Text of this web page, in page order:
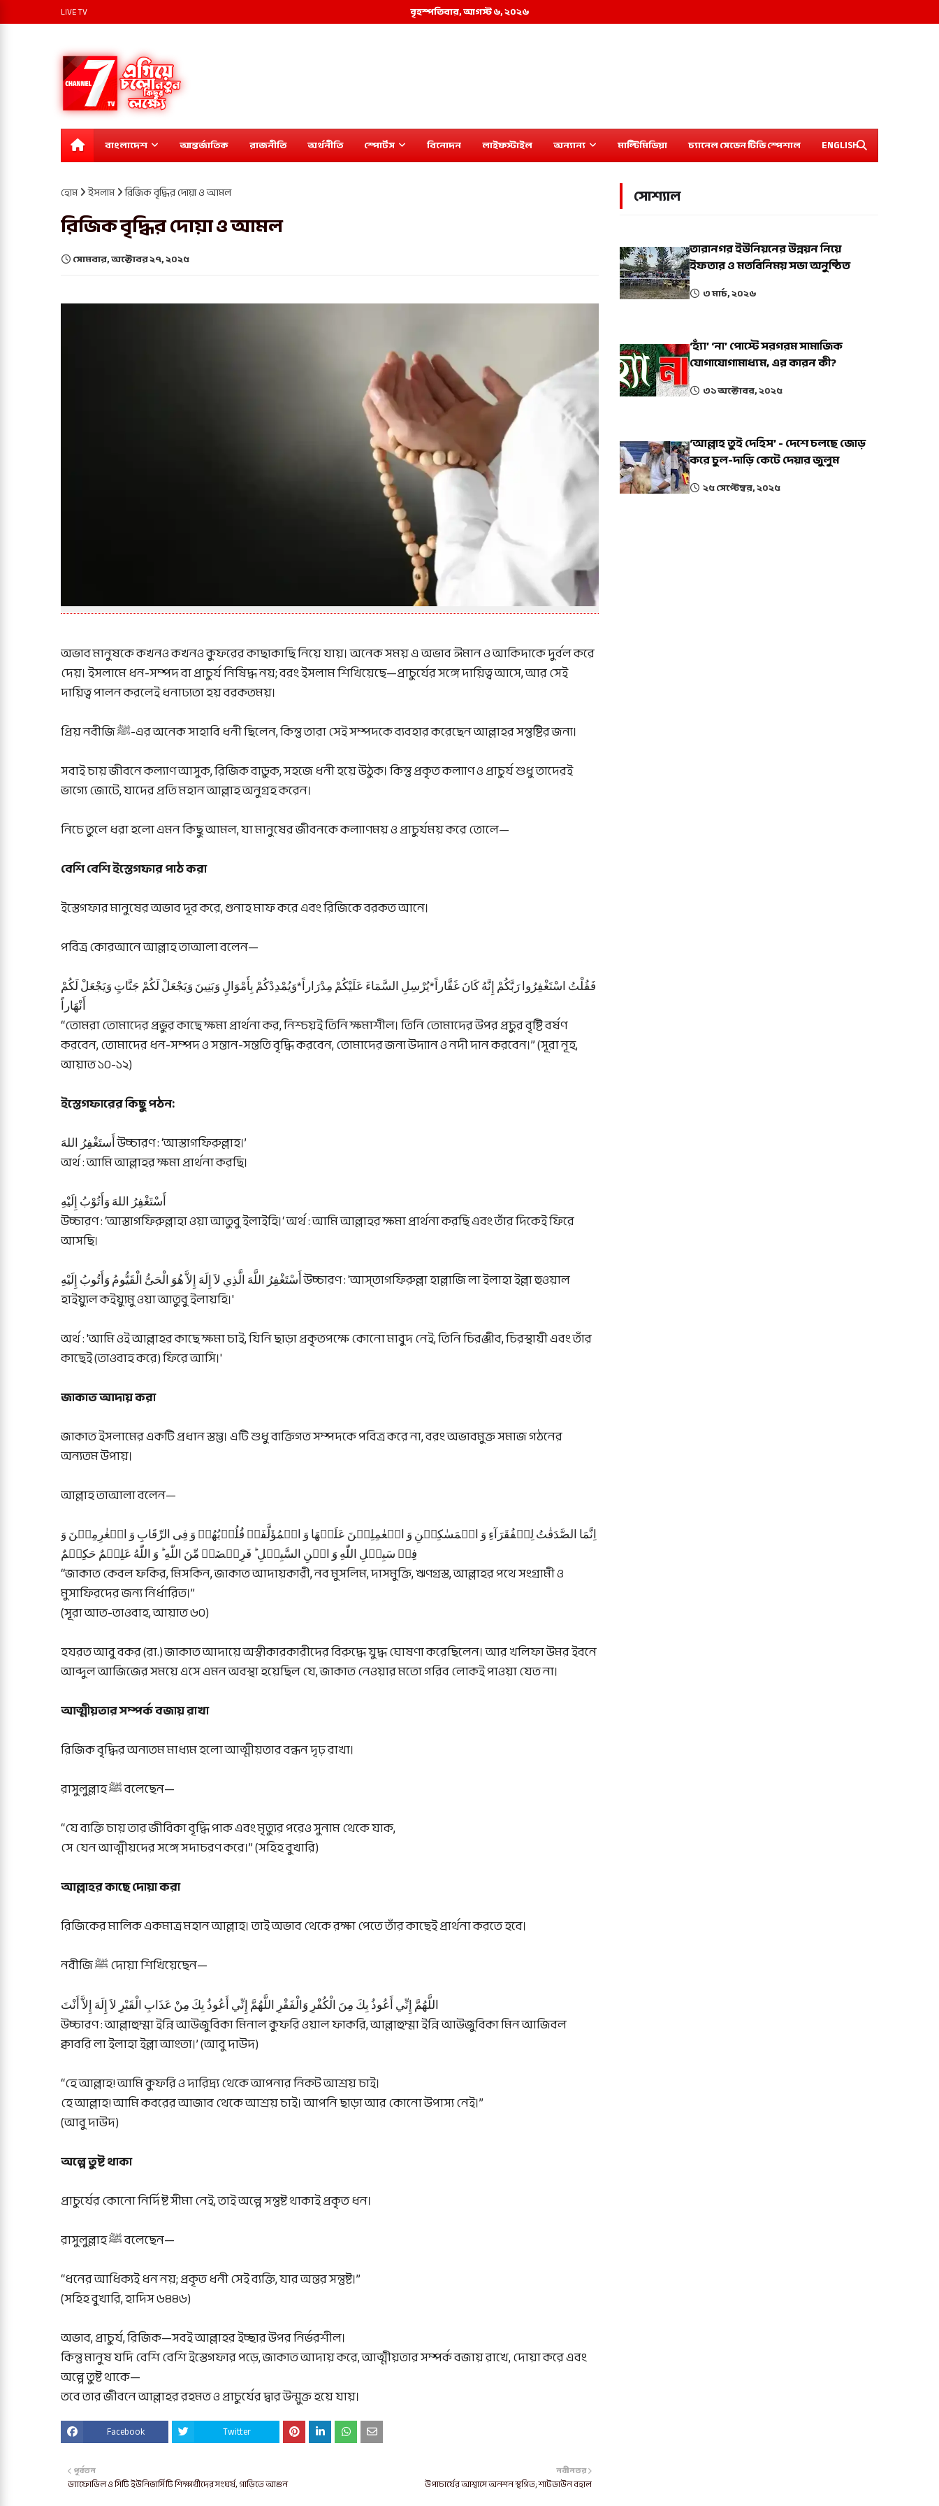
বৃহস্পতিবার, আগস্ট ৬, ২০২৬
LIVE TV
বাংলাদেশ আন্তর্জাতিক রাজনীতি অর্থনীতি স্পোর্টস বিনোদন লাইফস্টাইল অন্যান্য মাল্টিমিডিয়া চ্যানেল সেভেন টিভি স্পেশাল ENGLISH
হোম ইসলাম রিজিক বৃদ্ধির দোয়া ও আমল
রিজিক বৃদ্ধির দোয়া ও আমল
সোমবার, অক্টোবর ২৭, ২০২৫
অভাব মানুষকে কখনও কখনও কুফরের কাছাকাছি নিয়ে যায়। অনেক সময় এ অভাব ঈমান ও আকিদাকে দুর্বল করে
দেয়। ইসলামে ধন-সম্পদ বা প্রাচুর্য নিষিদ্ধ নয়; বরং ইসলাম শিখিয়েছে—প্রাচুর্যের সঙ্গে দায়িত্ব আসে, আর সেই
দায়িত্ব পালন করলেই ধনাঢ্যতা হয় বরকতময়।
প্রিয় নবীজি ﷺ-এর অনেক সাহাবি ধনী ছিলেন, কিন্তু তারা সেই সম্পদকে ব্যবহার করেছেন আল্লাহর সন্তুষ্টির জন্য।
সবাই চায় জীবনে কল্যাণ আসুক, রিজিক বাড়ুক, সহজে ধনী হয়ে উঠুক। কিন্তু প্রকৃত কল্যাণ ও প্রাচুর্য শুধু তাদেরই
ভাগ্যে জোটে, যাদের প্রতি মহান আল্লাহ অনুগ্রহ করেন।
নিচে তুলে ধরা হলো এমন কিছু আমল, যা মানুষের জীবনকে কল্যাণময় ও প্রাচুর্যময় করে তোলে—
বেশি বেশি ইস্তেগফার পাঠ করা
ইস্তেগফার মানুষের অভাব দূর করে, গুনাহ মাফ করে এবং রিজিকে বরকত আনে।
পবিত্র কোরআনে আল্লাহ তাআলা বলেন—
فَقُلْتُ اسْتَغْفِرُوا رَبَّكُمْ إِنَّهُ كَانَ غَفَّاراً*يُرْسِلِ السَّمَاءَ عَلَيْكُمْ مِدْرَاراً*وَيُمْدِدْكُمْ بِأَمْوَالٍ وَبَنِينَ وَيَجْعَلْ لَكُمْ جَنَّاتٍ وَيَجْعَلْ لَكُمْ
أَنْهَاراً
“তোমরা তোমাদের প্রভুর কাছে ক্ষমা প্রার্থনা কর, নিশ্চয়ই তিনি ক্ষমাশীল। তিনি তোমাদের উপর প্রচুর বৃষ্টি বর্ষণ
করবেন, তোমাদের ধন-সম্পদ ও সন্তান-সন্ততি বৃদ্ধি করবেন, তোমাদের জন্য উদ্যান ও নদী দান করবেন।” (সূরা নূহ,
আয়াত ১০-১২)
ইস্তেগফারের কিছু পঠন:
أَستَغْفِرُ اللهَ উচ্চারণ : ‘আস্তাগফিরুল্লাহ।’
অর্থ : আমি আল্লাহর ক্ষমা প্রার্থনা করছি।
أَسْتَغْفِرُ اللهَ وَأَتُوْبُ إِلَيْهِ
উচ্চারণ : ‘আস্তাগফিরুল্লাহা ওয়া আতুবু ইলাইহি।‘ অর্থ : আমি আল্লাহর ক্ষমা প্রার্থনা করছি এবং তাঁর দিকেই ফিরে
আসছি।
أَسْتَغْفِرُ اللَّهَ الَّذِي لاَ إِلَهَ إِلاَّ هُوَ الْحَىُّ الْقَيُّومُ وَأَتُوبُ إِلَيْهِ উচ্চারণ : 'আস্‌তাগফিরুল্লা হাল্লাজি লা ইলাহা ইল্লা হুওয়াল
হাইয়্যুল কইয়্যুমু ওয়া আতুবু ইলায়হি।'
অর্থ : 'আমি ওই আল্লাহর কাছে ক্ষমা চাই, যিনি ছাড়া প্রকৃতপক্ষে কোনো মাবুদ নেই, তিনি চিরঞ্জীব, চিরস্থায়ী এবং তাঁর
কাছেই (তাওবাহ করে) ফিরে আসি।'
জাকাত আদায় করা
জাকাত ইসলামের একটি প্রধান স্তম্ভ। এটি শুধু ব্যক্তিগত সম্পদকে পবিত্র করে না, বরং অভাবমুক্ত সমাজ গঠনের
অন্যতম উপায়।
আল্লাহ তাআলা বলেন—
اِنَّمَا الصَّدَقٰتُ لِلۡفُقَرَآءِ وَ الۡمَسٰکِیۡنِ وَ الۡعٰمِلِیۡنَ عَلَیۡهَا وَ الۡمُؤَلَّفَۃِ قُلُوۡبُهُمۡ وَ فِی الرِّقَابِ وَ الۡغٰرِمِیۡنَ وَ
فِیۡ سَبِیۡلِ اللّٰهِ وَ ابۡنِ السَّبِیۡلِ ؕ فَرِیۡضَۃً مِّنَ اللّٰهِ ؕ وَ اللّٰهُ عَلِیۡمٌ حَکِیۡمٌ
“জাকাত কেবল ফকির, মিসকিন, জাকাত আদায়কারী, নব মুসলিম, দাসমুক্তি, ঋণগ্রস্ত, আল্লাহর পথে সংগ্রামী ও
মুসাফিরদের জন্য নির্ধারিত।”
(সূরা আত-তাওবাহ, আয়াত ৬০)
হযরত আবু বকর (রা.) জাকাত আদায়ে অস্বীকারকারীদের বিরুদ্ধে যুদ্ধ ঘোষণা করেছিলেন। আর খলিফা উমর ইবনে
আব্দুল আজিজের সময়ে এসে এমন অবস্থা হয়েছিল যে, জাকাত নেওয়ার মতো গরিব লোকই পাওয়া যেত না।
আত্মীয়তার সম্পর্ক বজায় রাখা
রিজিক বৃদ্ধির অন্যতম মাধ্যম হলো আত্মীয়তার বন্ধন দৃঢ় রাখা।
রাসুলুল্লাহ ﷺ বলেছেন—
“যে ব্যক্তি চায় তার জীবিকা বৃদ্ধি পাক এবং মৃত্যুর পরেও সুনাম থেকে যাক,
সে যেন আত্মীয়দের সঙ্গে সদাচরণ করে।” (সহিহ বুখারি)
আল্লাহর কাছে দোয়া করা
রিজিকের মালিক একমাত্র মহান আল্লাহ। তাই অভাব থেকে রক্ষা পেতে তাঁর কাছেই প্রার্থনা করতে হবে।
নবীজি ﷺ দোয়া শিখিয়েছেন—
اللَّهُمَّ إِنِّي أَعُوذُ بِكَ مِنَ الْكُفْرِ وَالْفَقْرِ اللَّهُمَّ إِنِّي أَعُوذُ بِكَ مِنْ عَذَابِ الْقَبْرِ لاَ إِلَهَ إِلاَّ أَنْتَ
উচ্চারণ : আল্লাহুম্মা ইন্নি আউজুবিকা মিনাল কুফরি ওয়াল ফাকরি, আল্লাহুম্মা ইন্নি আউজুবিকা মিন আজিবল
ক্বাবরি লা ইলাহা ইল্লা আংতা।’ (আবু দাউদ)
“হে আল্লাহ! আমি কুফরি ও দারিদ্র্য থেকে আপনার নিকট আশ্রয় চাই।
হে আল্লাহ! আমি কবরের আজাব থেকে আশ্রয় চাই। আপনি ছাড়া আর কোনো উপাস্য নেই।”
(আবু দাউদ)
অল্পে তুষ্ট থাকা
প্রাচুর্যের কোনো নির্দিষ্ট সীমা নেই, তাই অল্পে সন্তুষ্ট থাকাই প্রকৃত ধন।
রাসুলুল্লাহ ﷺ বলেছেন—
“ধনের আধিক্যই ধন নয়; প্রকৃত ধনী সেই ব্যক্তি, যার অন্তর সন্তুষ্ট।”
(সহিহ বুখারি, হাদিস ৬৪৪৬)
অভাব, প্রাচুর্য, রিজিক—সবই আল্লাহর ইচ্ছার উপর নির্ভরশীল।
কিন্তু মানুষ যদি বেশি বেশি ইস্তেগফার পড়ে, জাকাত আদায় করে, আত্মীয়তার সম্পর্ক বজায় রাখে, দোয়া করে এবং
অল্পে তুষ্ট থাকে—
তবে তার জীবনে আল্লাহর রহমত ও প্রাচুর্যের দ্বার উন্মুক্ত হয়ে যায়।
Facebook Twitter
নবীনতর
উপাচার্যের আশ্বাসে অনশন স্থগিত; শাটডাউন বহাল
পূর্বতন
ড্যাফোডিল ও সিটি ইউনিভার্সিটি শিক্ষার্থীদের সংঘর্ষ, গাড়িতে আগুন
সোশ্যাল
তারানগর ইউনিয়নের উন্নয়ন নিয়ে
ইফতার ও মতবিনিময় সভা অনুষ্ঠিত
৩ মার্চ, ২০২৬
‘হ্যাঁ’ ‘না’ পোস্টে সরগরম সামাজিক
যোগাযোগামাধ্যম, এর কারন কী?
৩১ অক্টোবর, ২০২৫
‘আল্লাহ তুই দেহিস’ - দেশে চলছে জোড়
করে চুল-দাড়ি কেটে দেয়ার জুলুম
২৫ সেপ্টেম্বর, ২০২৫